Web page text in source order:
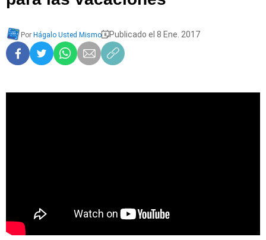
Por Hágalo Usted Mismo Publicado el 8 Ene. 2017